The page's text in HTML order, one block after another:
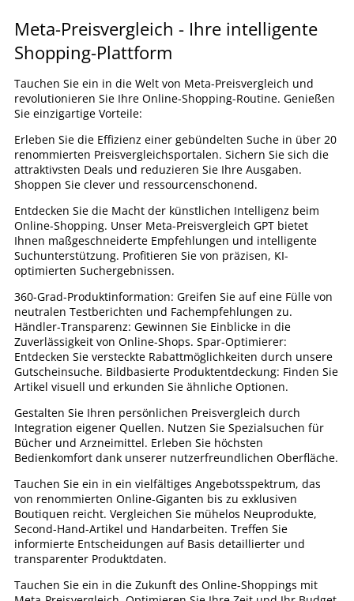
Meta-Preisvergleich - Ihre intelligente
Shopping-Plattform
Tauchen Sie ein in die Welt von Meta-Preisvergleich und
revolutionieren Sie Ihre Online-Shopping-Routine. Genießen
Sie einzigartige Vorteile:
Erleben Sie die Effizienz einer gebündelten Suche in über 20
renommierten Preisvergleichsportalen. Sichern Sie sich die
attraktivsten Deals und reduzieren Sie Ihre Ausgaben.
Shoppen Sie clever und ressourcenschonend.
Entdecken Sie die Macht der künstlichen Intelligenz beim
Online-Shopping. Unser Meta-Preisvergleich GPT bietet
Ihnen maßgeschneiderte Empfehlungen und intelligente
Suchunterstützung. Profitieren Sie von präzisen, KI-
optimierten Suchergebnissen.
360-Grad-Produktinformation: Greifen Sie auf eine Fülle von
neutralen Testberichten und Fachempfehlungen zu.
Händler-Transparenz: Gewinnen Sie Einblicke in die
Zuverlässigkeit von Online-Shops. Spar-Optimierer:
Entdecken Sie versteckte Rabattmöglichkeiten durch unsere
Gutscheinsuche. Bildbasierte Produktentdeckung: Finden Sie
Artikel visuell und erkunden Sie ähnliche Optionen.
Gestalten Sie Ihren persönlichen Preisvergleich durch
Integration eigener Quellen. Nutzen Sie Spezialsuchen für
Bücher und Arzneimittel. Erleben Sie höchsten
Bedienkomfort dank unserer nutzerfreundlichen Oberfläche.
Tauchen Sie ein in ein vielfältiges Angebotsspektrum, das
von renommierten Online-Giganten bis zu exklusiven
Boutiquen reicht. Vergleichen Sie mühelos Neuprodukte,
Second-Hand-Artikel und Handarbeiten. Treffen Sie
informierte Entscheidungen auf Basis detaillierter und
transparenter Produktdaten.
Tauchen Sie ein in die Zukunft des Online-Shoppings mit